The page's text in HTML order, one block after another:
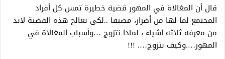
قال أن المغالاة في المهور قضية خطيرة تمس كل أفراد
المجتمع لما لها من أضرار، مضيفا ..لكي نعالج هذه القضية لابد
من معرفة ثلاثة اشياء ، لماذا نتزوج …وأسباب المغالاة في
المهور….وكيف نتزوج…. !!!